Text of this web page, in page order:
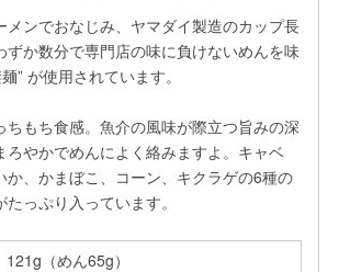
メンでおなじみ、ヤマダイ製造のカップ長
ずか数分で専門店の味に負けないめんを味
” が使用されています。
ちもち食感。魚介の風味が際立つ旨みの深
ろやかでめんによく絡みますよ。キャベ
か、かまぼこ、コーン、キクラゲの6種の
っぷり入っています。
121g（めん65g）